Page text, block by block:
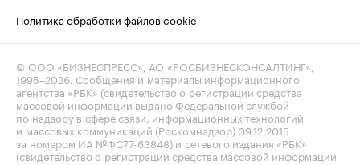
Политика обработки файлов cookie
© ООО «БИЗНЕСПРЕСС», АО «РОСБИЗНЕСКОНСАЛТИНГ»,
1995–2026 . Сообщения и материалы информационного
агентства «РБК» (свидетельство о регистрации средства
массовой информации выдано Федеральной службой
по надзору в сфере связи, информационных технологий
и массовых коммуникаций (Роскомнадзор) 09.12.2015
за номером ИА №ФС77-63848) и сетевого издания «РБК»
(свидетельство о регистрации средства массовой информации